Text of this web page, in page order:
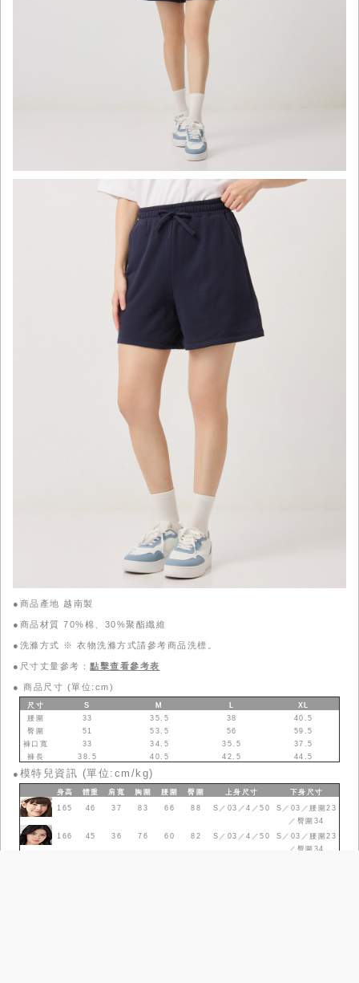
●商品產地 越南製
●商品材質 70%棉、30%聚酯纖維
●洗滌方式 ※ 衣物洗滌方式請參考商品洗標。
●尺寸丈量參考： 點擊查看參考表
● 商品尺寸 (單位:cm)
尺寸 S M
XL
腰圍
33 35.5 38
40.5
臀圍
51 53.5 56
59.5
褲口寬
33 34.5 35.5
37.5
褲長
38.5 40.5 42.5 44.5
● 模特兒資訊 (單位:cm/kg)
身高 體重 肩寬 胸圍 腰圍 臀圍 上身 尺寸 下身 尺寸
165
46 37 83 66 88 S／03／4／50
S／03／腰圍23
／臀圍34
166
45 36 76 60 82 S／03／4／50
S／03／腰圍23
／臀圍34